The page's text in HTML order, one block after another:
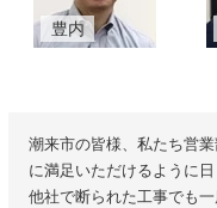
豊内
潮来市の皆様、私たち営
に満足いただけるように
他社で断られた工事でも